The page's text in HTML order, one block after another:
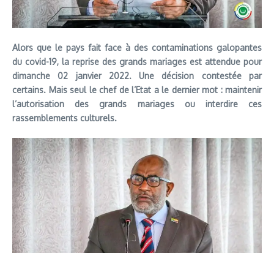
Alors que le pays fait face à des contaminations galopantes
du covid-19, la reprise des grands mariages est attendue pour
dimanche 02 janvier 2022. Une décision contestée par
certains. Mais seul le chef de l’Etat a le dernier mot : maintenir
l’autorisation des grands mariages ou interdire ces
rassemblements culturels.